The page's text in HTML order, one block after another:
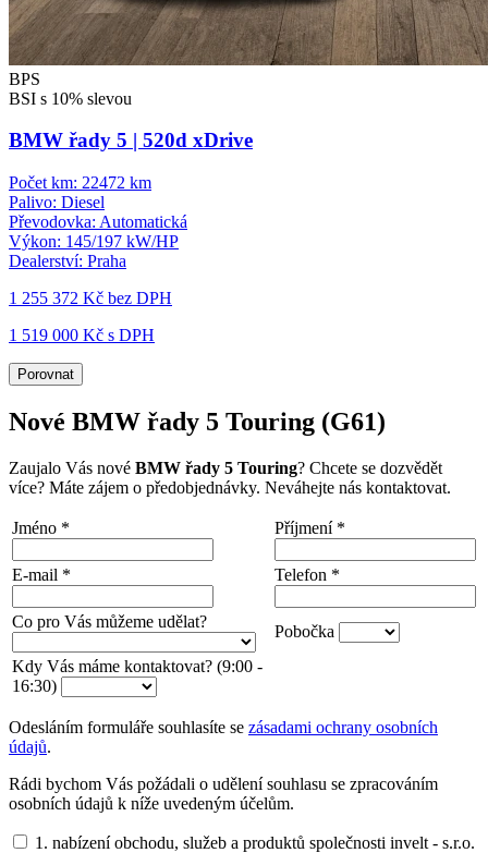
BPS
BSI s 10% slevou
BMW řady 5 | 520d xDrive
Počet km: 22472 km
Palivo: Diesel
Převodovka: Automatická
Výkon: 145/197 kW/HP
Dealerství: Praha
1 255 372 Kč bez DPH
1 519 000 Kč s DPH
Porovnat
Nové BMW řady 5 Touring (G61)
Zaujalo Vás nové BMW řady 5 Touring? Chcete se dozvědět
více? Máte zájem o předobjednávky. Neváhejte nás kontaktovat.
Jméno * Příjmení *
E-mail * Telefon *
Co pro Vás můžeme udělat?
Pobočka
Kdy Vás máme kontaktovat? (9:00 -
16:30)
Odesláním formuláře souhlasíte se zásadami ochrany osobních
údajů.
Rádi bychom Vás požádali o udělení souhlasu se zpracováním
osobních údajů k níže uvedeným účelům.
1. nabízení obchodu, služeb a produktů společnosti invelt - s.r.o.